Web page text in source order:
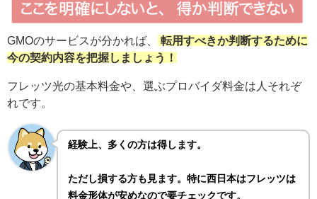
GMOのサービスが分かれば、
転用すべきか判断するために
今の契約内容を把握しましょう！
フレッツ光の基本料金や、選ぶプロバイダ料金は人それぞ
れです。
経験上、多くの方は得します。
ただし損する方も見ます。特に西日本はフレッツは
料金形体が安めなので要チェックです。